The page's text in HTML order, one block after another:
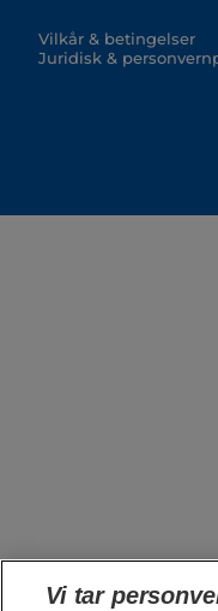
Vilkår & betingelser
Juridisk &
Vi tar